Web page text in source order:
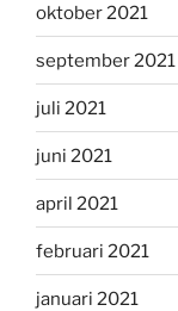
oktober 2021
september 2021
juli 2021
juni 2021
april 2021
februari 2021
januari 2021